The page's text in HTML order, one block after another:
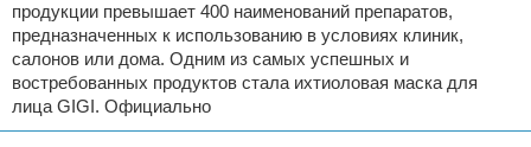
продукции превышает 400 наименований препаратов,
предназначенных к использованию в условиях клиник,
салонов или дома. Одним из самых успешных и
востребованных продуктов стала ихтиоловая маска для
лица GIGI. Официально